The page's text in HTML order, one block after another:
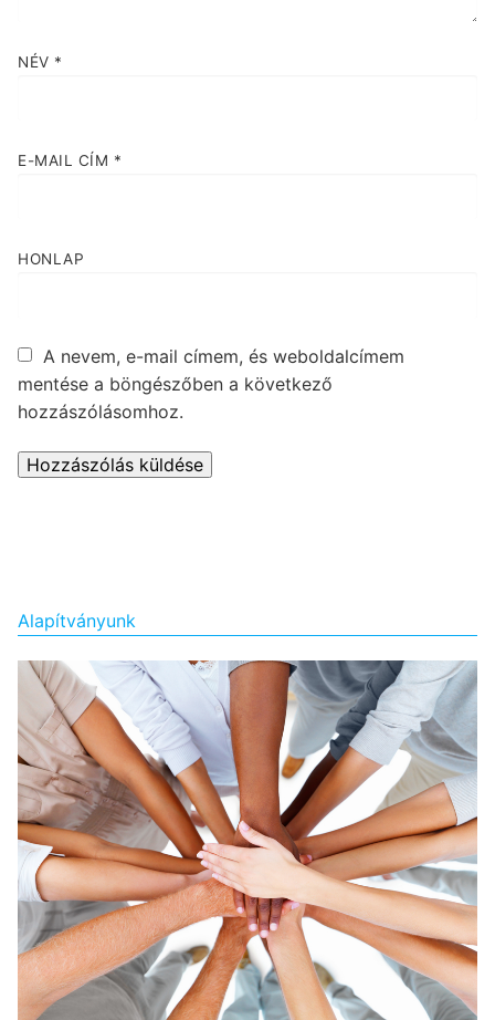
NÉV *
E-MAIL CÍM *
HONLAP
A nevem, e-mail címem, és weboldalcímem
mentése a böngészőben a következő
hozzászólásomhoz.
Alapítványunk